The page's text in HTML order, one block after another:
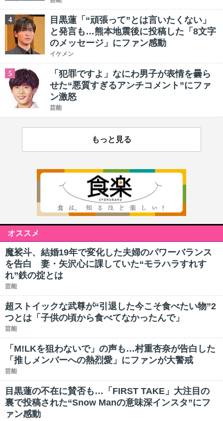
4
目黒蓮「“頑張って”とは言いたくない」
と発言も…熊本地震後に投稿した「8文字
のメッセージ」にファン感動
イケメン
5
「犯罪ですよ」なにわ男子が表情を曇ら
せた“悪質すぎるアンチコメント”にファ
ン激怒
芸能
もっと見る
オススメ
魔裟斗、結婚19年で変化した夫婦のパワーバランス
を告白 妻・矢沢心に課していた“モラハラすれす
れ”鉄の掟とは
芸能
超ストイックな武尊が“引退した今こそ食べたい物”2
つとは「子供の頃から食べてなかったんで」
芸能
「M!LKを狙わないで」の声も…村重杏奈が告白した
「推しメンバーへの熱烈愛」にファンが大警戒
芸能
目黒蓮の不在に賛否も…「FIRST TAKE」大注目の
裏で投稿された“Snow Manの意味深インスタ”にフ
ァン感動